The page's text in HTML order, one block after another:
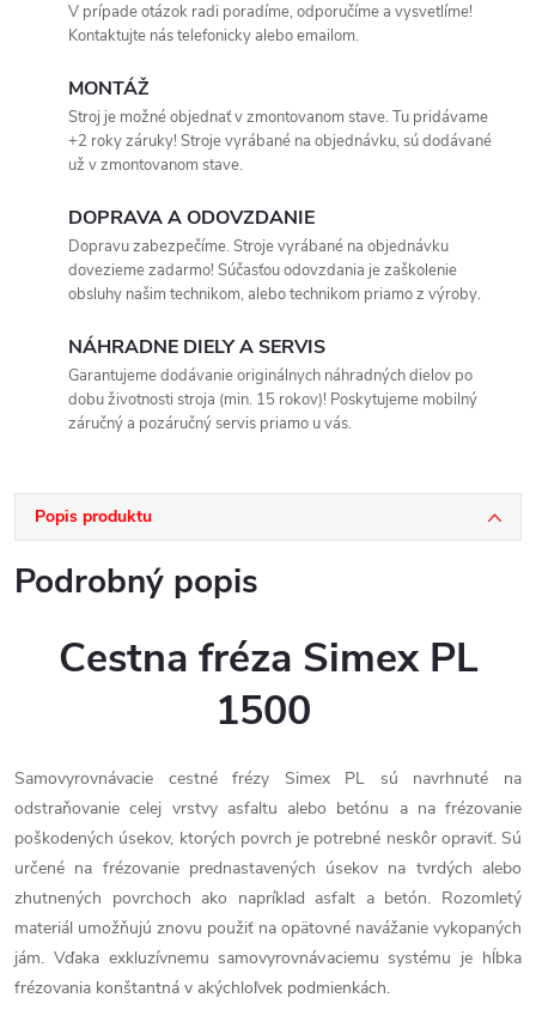
V prípade otázok radi poradíme, odporučíme a vysvetlíme!
Kontaktujte nás telefonicky alebo emailom.
MONTÁŽ
Stroj je možné objednať v zmontovanom stave. Tu pridávame
+2 roky záruky! Stroje vyrábané na objednávku, sú dodávané
už v zmontovanom stave.
DOPRAVA A ODOVZDANIE
Dopravu zabezpečíme. Stroje vyrábané na objednávku
dovezieme zadarmo! Súčasťou odovzdania je zaškolenie
obsluhy našim technikom, alebo technikom priamo z výroby.
NÁHRADNE DIELY A SERVIS
Garantujeme dodávanie originálnych náhradných dielov po
dobu životnosti stroja (min. 15 rokov)! Poskytujeme mobilný
záručný a pozáručný servis priamo u vás.
Popis produktu
Podrobný popis
Cestna fréza Simex PL
1500
Samovyrovnávacie cestné frézy Simex PL sú navrhnuté na
odstraňovanie celej vrstvy asfaltu alebo betónu a na frézovanie
poškodených úsekov, ktorých povrch je potrebné neskôr opraviť. Sú
určené na frézovanie prednastavených úsekov na tvrdých alebo
zhutnených povrchoch ako napríklad asfalt a betón. Rozomletý
materiál umožňujú znovu použiť na opätovné navážanie vykopaných
jám. Vďaka exkluzívnemu samovyrovnávaciemu systému je hĺbka
frézovania konštantná v akýchloľvek podmienkách.